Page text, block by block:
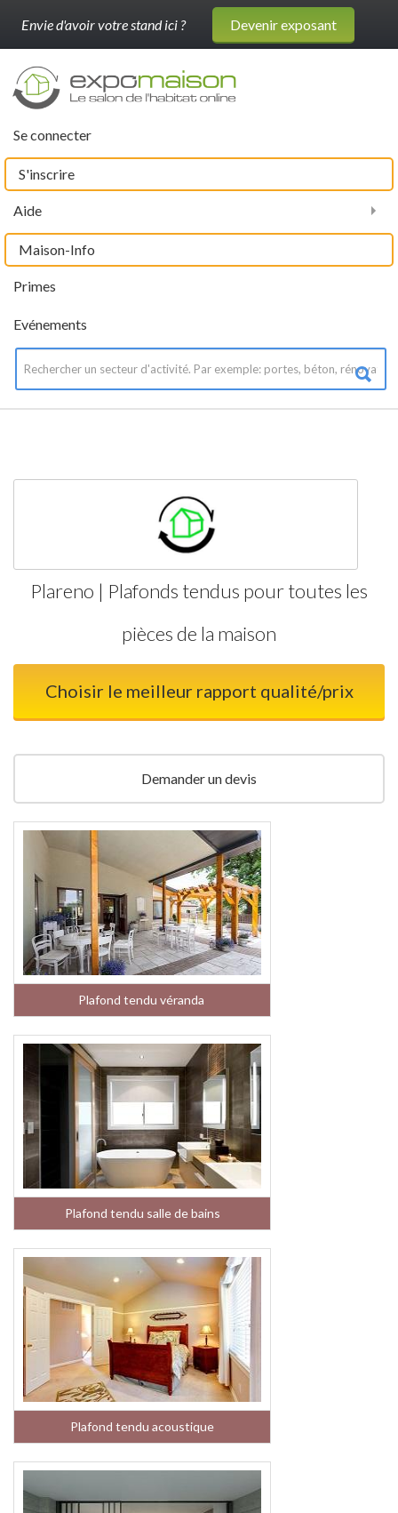
Envie d'avoir votre stand ici ? Devenir exposant
Se connecter
S'inscrire
Aide
Evénements
Primes
Maison-Info
Plareno | Plafonds tendus pour toutes les
pièces de la maison
Choisir le meilleur rapport qualité/prix
Demander un devis
Plafond tendu véranda
Plafond tendu salle de bains
Plafond tendu acoustique